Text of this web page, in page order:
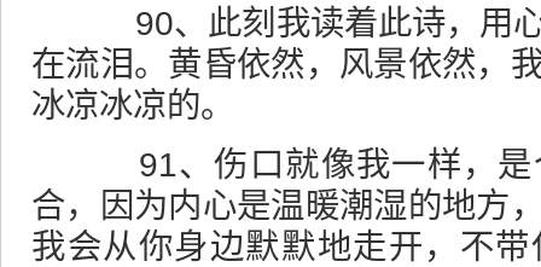
90、此刻我读着此诗，用心
在流泪。黄昏依然，风景依然，
冰凉冰凉的。
91、伤口就像我一样，是
合，因为内心是温暖潮湿的地方
我会从你身边默默地走开，不